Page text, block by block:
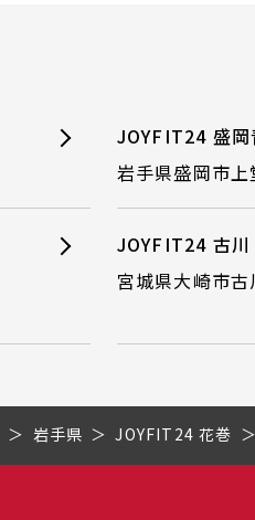
JOYFIT24 盛岡
岩手県盛岡市
JOYFIT24 古川
宮城県大崎市
岩手県 JOYFIT24 花巻